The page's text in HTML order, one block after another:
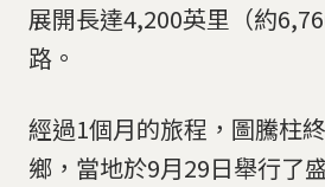
展開長達4,200英里（約
路。
經過1個月的旅程，圖騰柱
鄉，當地於9月29日舉行了